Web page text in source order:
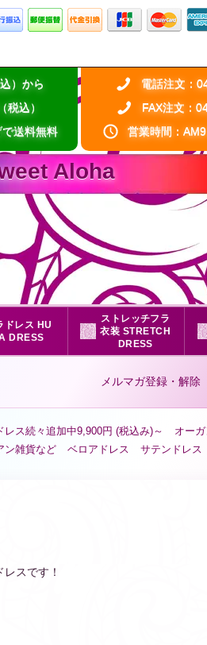
Aloha
込）から
税込）
送料無料
電話注文：
FAX注文：
営業時間：
ドレス HU
DRESS
ストレッチフラ
衣装 STRETCH
DRESS
メルマガ登録・解除
レス続々追加中9,900円 (税込み)～
オー
ン雑貨など
ベロアドレス サテンドレス
スです！